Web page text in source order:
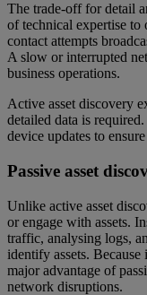
The trade-off for detail
of technical expertise to
contact attempts
A slow or interrupted
business operations.
Active asset discovery
detailed data is
device updates to
Passive asset
Unlike active asset
or engage with assets.
traffic, analysing logs,
identify assets.
major advantage of
network disruptions.